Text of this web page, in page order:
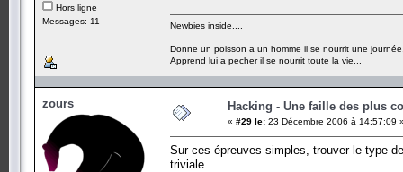
Hors ligne
Messages: 11
Newbies inside....
Donne un poisson a un homme il se nourrit une
Apprend lui a pecher il se nourrit toute la vie...
zours Hacking - Une faille des plus
« #29 le: 23 Décembre 2006 à 14:57:09
Sur ces épreuves simples, trouver le type
triviale.